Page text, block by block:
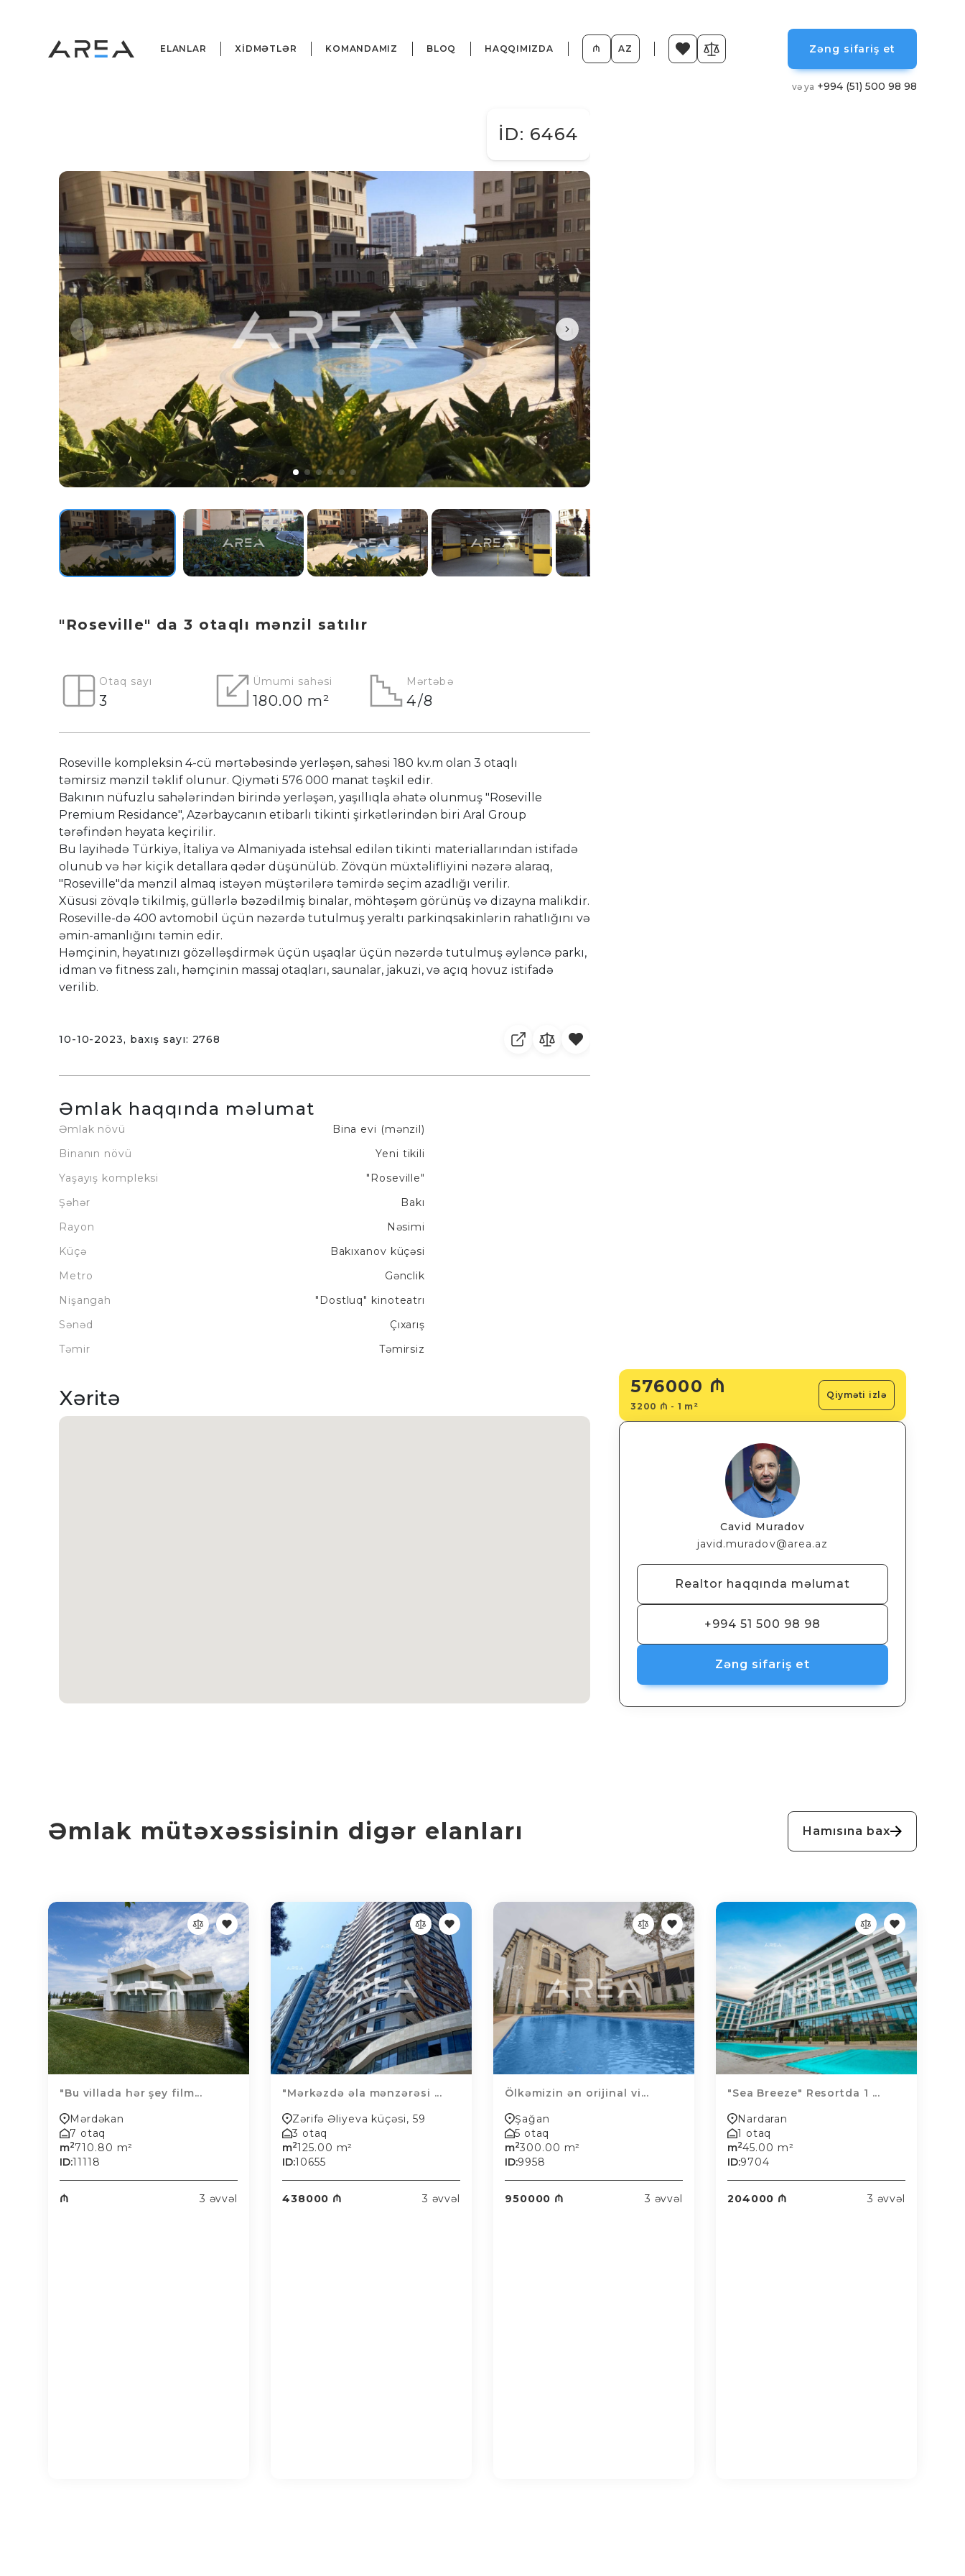
ELANLAR XİDMƏTLƏR KOMANDAMIZ BLOQ HAQQIMIZDA ₼ AZ Zəng sifariş et
və ya +994 (51) 500 98 98
İD: 6464
"Roseville" da 3 otaqlı mənzil satılır
Otaq sayı
3
Ümumi sahəsi
180.00 m²
Mərtəbə
4/8
Roseville kompleksin 4-cü mərtəbəsində yerləşən, sahəsi 180 kv.m olan 3 otaqlı
təmirsiz mənzil təklif olunur. Qiyməti 576 000 manat təşkil edir.
Bakının nüfuzlu sahələrindən birində yerləşən, yaşıllıqla əhatə olunmuş "Roseville
Premium Residance", Azərbaycanın etibarlı tikinti şirkətlərindən biri Aral Group
tərəfindən həyata keçirilir.
Bu layihədə Türkiyə, İtaliya və Almaniyada istehsal edilən tikinti materiallarından istifadə
olunub və hər kiçik detallara qədər düşünülüb. Zövqün müxtəlifliyini nəzərə alaraq,
"Roseville"da mənzil almaq istəyən müştərilərə təmirdə seçim azadlığı verilir.
Xüsusi zövqlə tikilmiş, güllərlə bəzədilmiş binalar, möhtəşəm görünüş və dizayna malikdir.
Roseville-də 400 avtomobil üçün nəzərdə tutulmuş yeraltı parkinqsakinlərin rahatlığını və
əmin-amanlığını təmin edir.
Həmçinin, həyatınızı gözəlləşdirmək üçün uşaqlar üçün nəzərdə tutulmuş əyləncə parkı,
idman və fitness zalı, həmçinin massaj otaqları, saunalar, jakuzi, və açıq hovuz istifadə
verilib.
10-10-2023, baxış sayı: 2768
Əmlak haqqında məlumat
Əmlak növü
Bina evi (mənzil)
Binanın növü
Yeni tikili
Yaşayış kompleksi
"Roseville"
Şəhər
Bakı
Rayon
Nəsimi
Küçə
Bakıxanov küçəsi
Metro
Gənclik
Nişangah
"Dostluq" kinoteatrı
Sənəd
Çıxarış
Təmir
Təmirsiz
Xəritə 576000 ₼
3200 ₼ - 1 m²
Qiyməti izlə
Cavid Muradov
javid.muradov@area.az
Realtor haqqında məlumat
+994 51 500 98 98
Zəng sifariş et
Əmlak mütəxəssisinin digər elanları Hamısına bax
"Bu villada hər şey film...
Mərdəkan
7 otaq
m2710.80 m²
ID:11118
₼ 3 əvvəl
"Mərkəzdə əla mənzərəsi ...
Zərifə Əliyeva küçəsi, 59
3 otaq
m2125.00 m²
ID:10655
438000 ₼ 3 əvvəl
Ölkəmizin ən orijinal vi...
Şağan
5 otaq
m2300.00 m²
ID:9958
950000 ₼ 3 əvvəl
"Sea Breeze" Resortda 1 ...
Nardaran
1 otaq
m245.00 m²
ID:9704
204000 ₼ 3 əvvəl